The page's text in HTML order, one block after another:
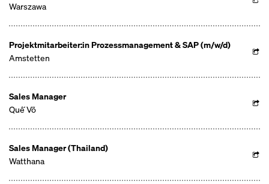
Warszawa
Projektmitarbeiter:in Prozessmanagement & SAP (m/w/d)
Amstetten
Sales Manager
Quế Võ
Sales Manager (Thailand)
Watthana